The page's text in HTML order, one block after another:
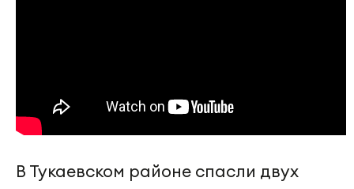
В Тукаевском районе спасли двух